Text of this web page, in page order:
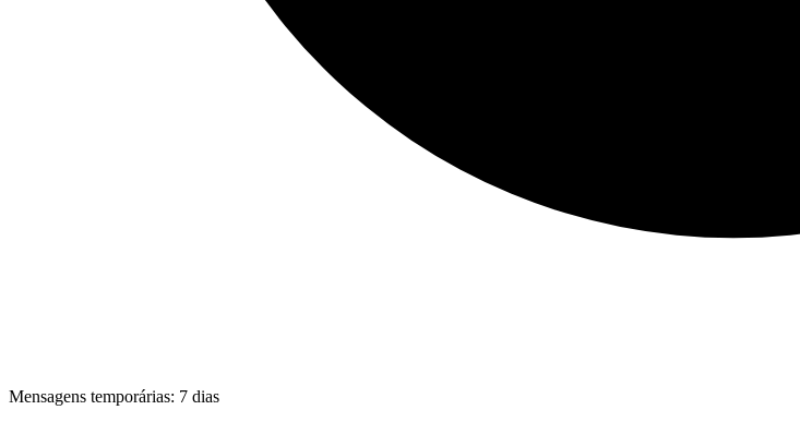
Mensagens temporárias: 7 dias